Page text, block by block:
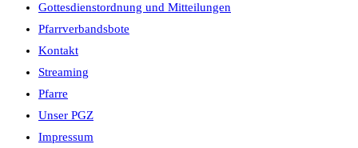
Gottesdienstordnung und Mitteilungen
Pfarrverbandsbote
Kontakt
Streaming
Pfarre
Unser PGZ
Impressum